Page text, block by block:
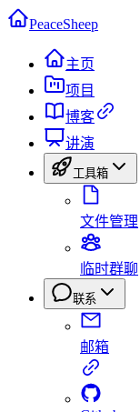
PeaceSheep
主页
项目
博客
讲演
工具箱
文件管理
临时群聊
联系
邮箱